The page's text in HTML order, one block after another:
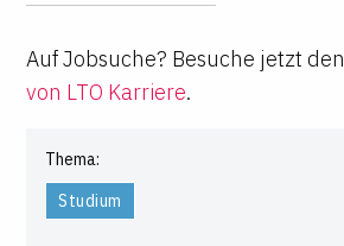
Auf Jobsuche? Besuche jetzt den
von LTO Karriere.
Thema:
Studium